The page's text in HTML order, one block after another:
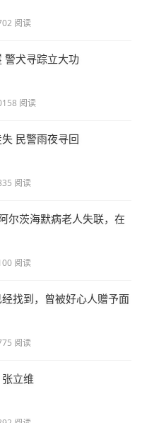
阅读
警犬寻踪立大功
阅读
民警雨夜寻回
阅读
尔茨海默病老人失联，在
阅读
找到，曾被好心人赠予面
阅读
立维